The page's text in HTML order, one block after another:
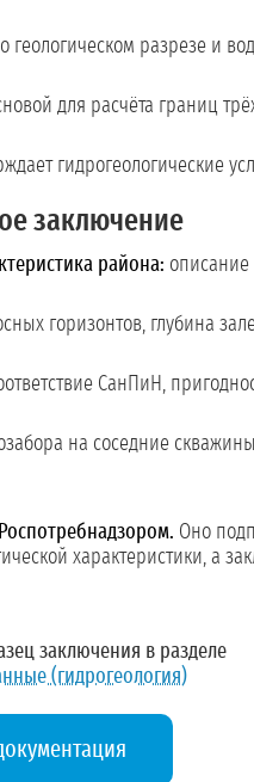
геологическом разрезе и
для расчёта границ
гидрогеологические
заключение
района: описание
горизонтов, глубина
СанПиН,
на соседние
Оно
характеристики, а
заключения в разделе
(гидрогеология)